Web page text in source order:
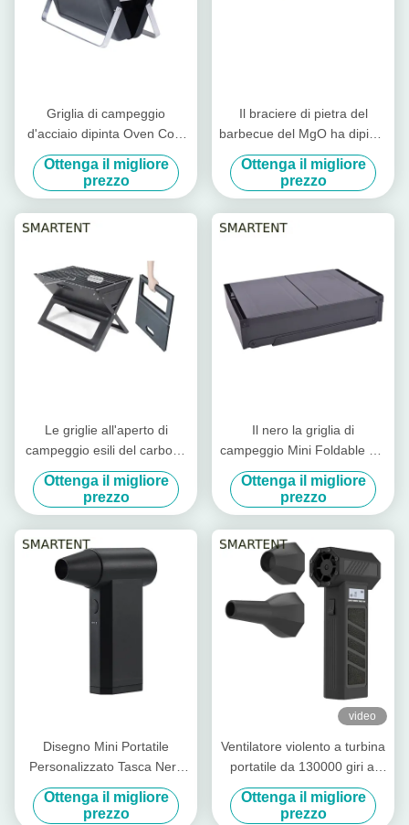
Griglia di campeggio
d'acciaio dipinta Oven Cool
Camping Accessories
EN1860 del barbecue
Ottenga il migliore
prezzo
Il braciere di pietra del
barbecue del MgO ha dipinto
il fuoco d'acciaio Pit Cool
Camping Accessories
59.5X34.5cm
Ottenga il migliore
prezzo
Le griglie all'aperto di
campeggio esili del carbone
portatile l'acciaio al cromo
45X30X30cm pieghevoli
Ottenga il migliore
prezzo
Il nero la griglia di
campeggio Mini Foldable del
barbecue del carbone di
acciaio al cromo
86X33.5X43cm
Ottenga il migliore
prezzo
Disegno Mini Portatile
Personalizzato Tasca Nera
Portatile Violento Turbo Fan
Soluzione di raffreddamento
Ottenga il migliore
prezzo
video
Ventilatore violento a turbina
portatile da 130000 giri al
minuto
Ottenga il migliore
prezzo